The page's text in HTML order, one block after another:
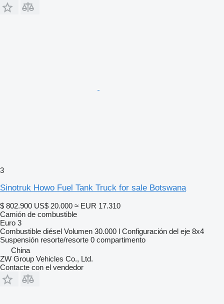
3
Sinotruk Howo Fuel Tank Truck for sale Botswana
$ 802.900 US$ 20.000 ≈ EUR 17.310
Camión de combustible
Euro 3
Combustible diésel Volumen 30.000 l Configuración del eje 8x4
Suspensión resorte/resorte 0 compartimento
China
ZW Group Vehicles Co., Ltd.
Contacte con el vendedor